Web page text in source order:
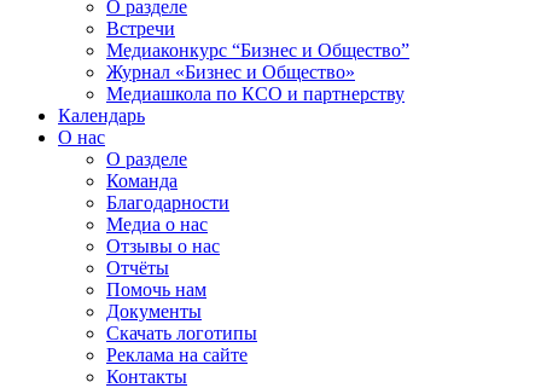
О разделе
Встречи
Медиаконкурс “Бизнес и Общество”
Журнал «Бизнес и Общество»
Медиашкола по КСО и партнерству
Календарь
О нас
О разделе
Команда
Благодарности
Медиа о нас
Отзывы о нас
Отчёты
Помочь нам
Документы
Скачать логотипы
Реклама на сайте
Контакты